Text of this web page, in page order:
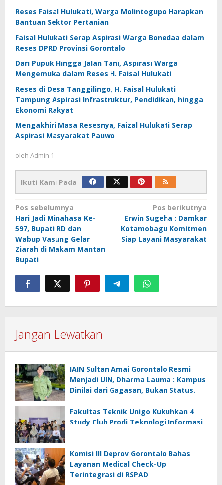
Reses Faisal Hulukati, Warga Molintogupo Harapkan
Bantuan Sektor Pertanian
Faisal Hulukati Serap Aspirasi Warga Bonedaa dalam
Reses DPRD Provinsi Gorontalo
Dari Pupuk Hingga Jalan Tani, Aspirasi Warga
Mengemuka dalam Reses H. Faisal Hulukati
Reses di Desa Tanggilingo, H. Faisal Hulukati
Tampung Aspirasi Infrastruktur, Pendidikan, hingga
Ekonomi Rakyat
Mengakhiri Masa Resesnya, Faizal Hulukati Serap
Aspirasi Masyarakat Pauwo
oleh Admin 1
Ikuti Kami Pada
Navigasi
pos
Pos sebelumnya
Hari Jadi Minahasa Ke-
597, Bupati RD dan
Wabup Vasung Gelar
Ziarah di Makam Mantan
Bupati
Pos berikutnya
Erwin Sugeha : Damkar
Kotamobagu Komitmen
Siap Layani Masyarakat
Jangan Lewatkan
IAIN Sultan Amai Gorontalo Resmi
Menjadi UIN, Dharma Lauma : Kampus
Dinilai dari Gagasan, Bukan Status.
Fakultas Teknik Unigo Kukuhkan 4
Study Club Prodi Teknologi Informasi
Komisi III Deprov Gorontalo Bahas
Layanan Medical Check-Up
Terintegrasi di RSPAD